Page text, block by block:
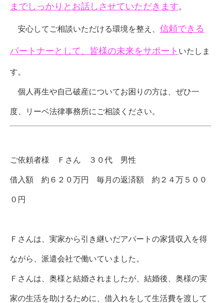
までしっかりとお話しさせていただきます。
安心してご相談いただける環境を整え、 信頼できる
パートナーとして、皆様の未来をサポート いたしま
す。
個人再生や自己破産についてお困りの方は、ぜひ一
度、リーベ法律事務所にご相談ください。
ご依頼者様 Ｆさん ３０代 男性
借入額 約６２０万円 毎月の返済額 約２４万５００
０円
Ｆさんは、実家から引き継いだアパートの家賃収入を得
ながら、派遣会社で働いていました。
Ｆさんは、奥様と結婚されましたが、結婚後、奥様の実
家の生活を助けるために、借入れをして生活費を渡して